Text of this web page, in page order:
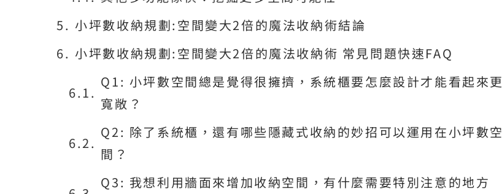
小坪數收納規劃:空間變大2倍的魔法收納術結論
小坪數收納規劃:空間變大2倍的魔法收納術 常見問題快速FAQ
Q1: 小坪數空間總是覺得很擁擠，系統櫃要怎麼設計才能看起來更
寬敞？
Q2: 除了系統櫃，還有哪些隱藏式收納的妙招可以運用在小坪數空
間？
Q3: 我想利用牆面來增加收納空間，有什麼需要特別注意的地方